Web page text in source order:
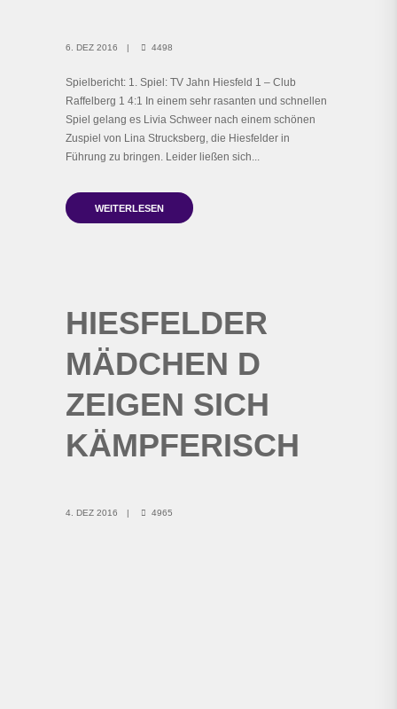
6. DEZ 2016 4498
Spielbericht: 1. Spiel: TV Jahn Hiesfeld 1 – Club
Raffelberg 1 4:1 In einem sehr rasanten und schnellen
Spiel gelang es Livia Schweer nach einem schönen
Zuspiel von Lina Strucksberg, die Hiesfelder in
Führung zu bringen. Leider ließen sich...
WEITERLESEN
HIESFELDER
MÄDCHEN D
ZEIGEN SICH
KÄMPFERISCH
4. DEZ 2016 4965